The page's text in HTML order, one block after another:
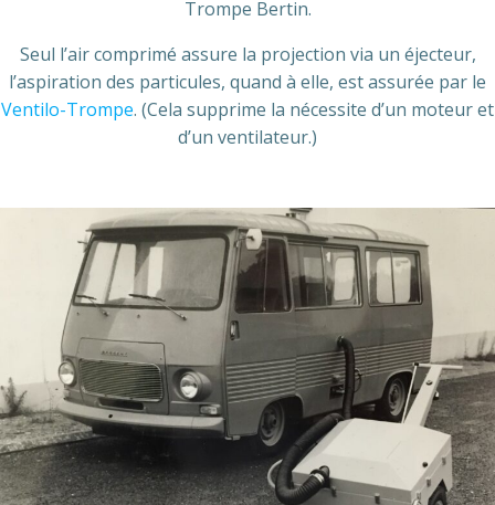
Trompe Bertin.
Seul l’air comprimé assure la projection via un éjecteur,
l’aspiration des particules, quand à elle, est assurée par le
Ventilo-Trompe. (Cela supprime la nécessite d’un moteur et
d’un ventilateur.)